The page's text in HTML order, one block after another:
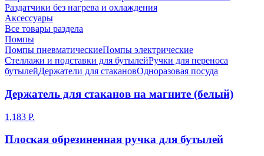
Раздатчики без нагрева и охлаждения
Аксессуары
Все товары раздела
Помпы
Помпы пневматическиеПомпы электрические
Стеллажи и подставки для бутылейРучки для переноса
бутылейДержатели для стакановОдноразовая посуда
Держатель для стаканов на магните (белый)
1,183 Р.
Плоская обрезиненная ручка для бутылей